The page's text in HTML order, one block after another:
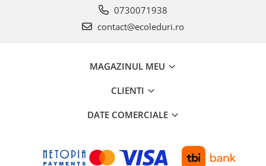
0730071938
contact@ecoleduri.ro
MAGAZINUL MEU
CLIENTI
DATE COMERCIALE